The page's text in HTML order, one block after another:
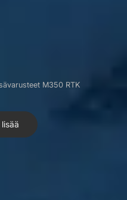
M350 RTK